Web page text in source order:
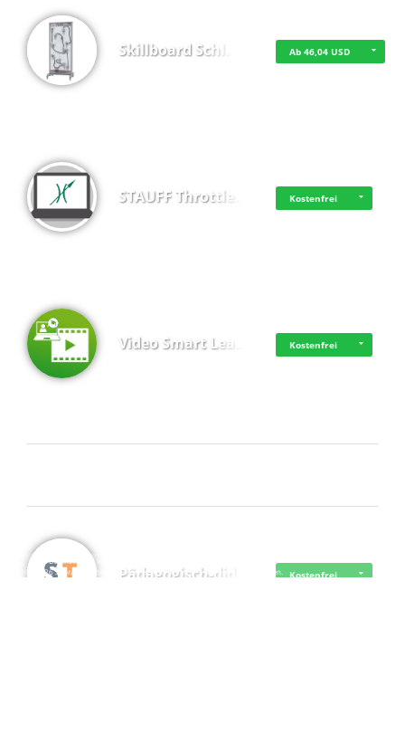
Skillboard Schl… Ab 46,04 USD
STAUFF Throttle… Kostenfrei
Video Smart Lea… Kostenfrei
Pädagogisch-did… Kostenfrei
· ·Datenschutz ·
© 2016 - 2026 SupraTix GmbH oder Partnergesellschaften - Alle Rechte vorbehalten.